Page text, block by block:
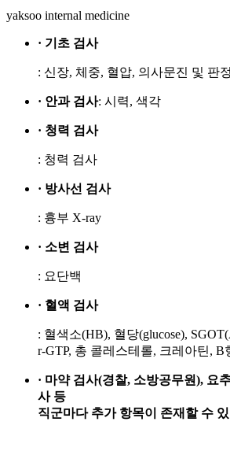
yaksoo internal medicine
· 기초 검사
: 신장, 체중, 혈압, 의사문진 및 판정
· 안과 검사: 시력, 색각
· 청력 검사
: 청력 검사
· 방사선 검사
: 흉부 X-ray
· 소변 검사
: 요단백
· 혈액 검사
: 혈색소(HB), 혈당(glucose),
r-GTP, 총 콜레스테롤, 크레아틴, B
· 마약 검사(경찰, 소방공무원), 요
사 등
직군마다 추가 항목이 존재할 수